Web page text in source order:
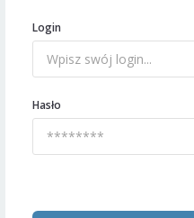
Login
Hasło